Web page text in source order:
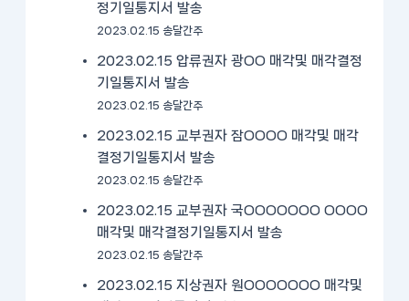
정기일통지서 발송
2023.02.15 송달간주
2023.02.15 압류권자 광OO 매각및 매각결정
기일통지서 발송
2023.02.15 송달간주
2023.02.15 교부권자 잠OOOO 매각및 매각
결정기일통지서 발송
2023.02.15 송달간주
2023.02.15 교부권자 국OOOOOOO OOOO
매각및 매각결정기일통지서 발송
2023.02.15 송달간주
2023.02.15 지상권자 원OOOOOOO 매각및